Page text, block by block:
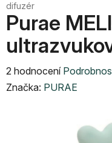
difuzér
Purae
Průměrné
hodnocení
2 hodnocení
Značka: PURAE